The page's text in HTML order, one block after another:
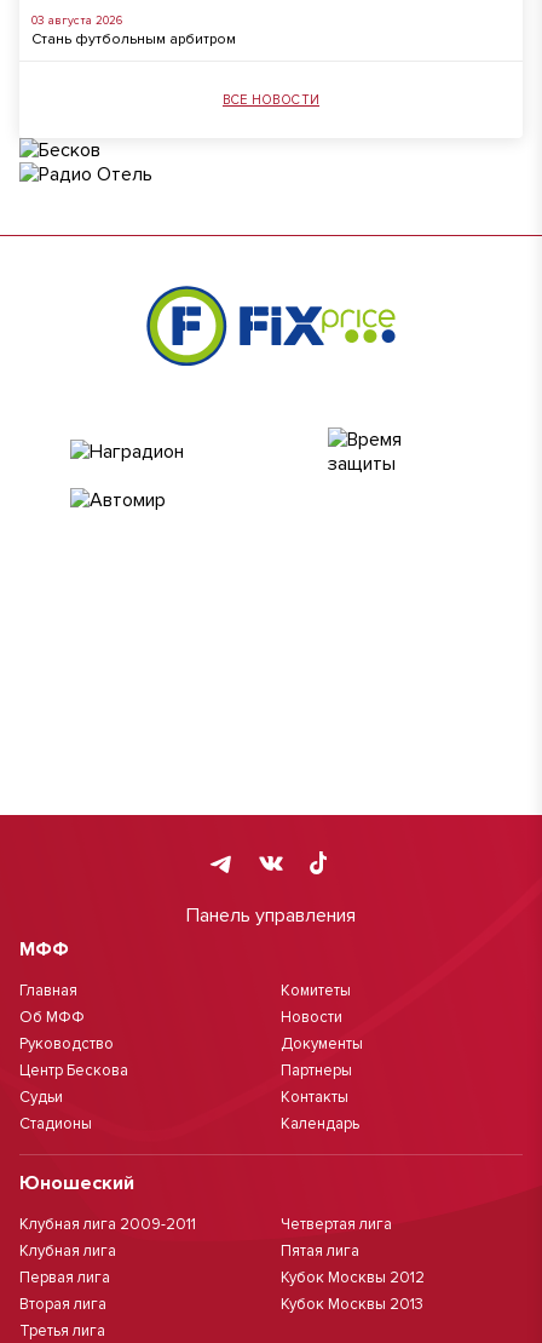
03 августа 2026
Стань футбольным арбитром
ВСЕ НОВОСТИ
Панель управления
МФФ
Главная
Об МФФ
Руководство
Центр Бескова
Судьи
Стадионы
Комитеты
Новости
Документы
Партнеры
Контакты
Календарь
Юношеский
Клубная лига 2009-2011
Клубная лига
Первая лига
Вторая лига
Третья лига
Четвертая лига
Пятая лига
Кубок Москвы 2012
Кубок Москвы 2013